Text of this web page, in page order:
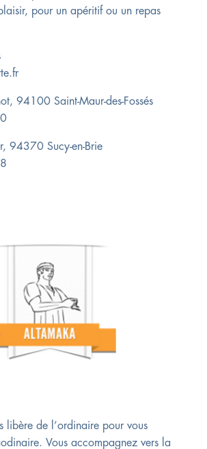
pour un apéritif ou un repas
94100 Saint-Maur-des-Fossés
94370 Sucy-en-Brie
libère de l’ordinaire pour vous
Vous accompagnez vers la